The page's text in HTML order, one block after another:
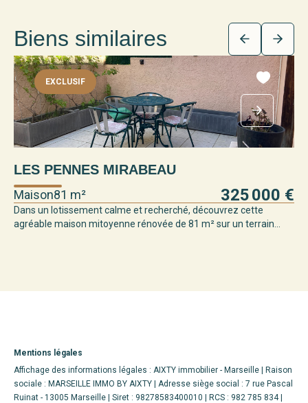
Biens similaires
EXCLUSIF
LES PENNES MIRABEAU
Maison81 m² 325 000 €
Dans un lotissement calme et recherché, découvrez cette
agréable maison mitoyenne rénovée de 81 m² sur un terrain...
Mentions légales
Affichage des informations légales : AIXTY immobilier - Marseille | Raison
sociale : MARSEILLE IMMO BY AIXTY | Adresse siège social : 7 rue Pascal
Ruinat - 13005 Marseille | Siret : 98278583400010 | RCS : 982 785 834 |